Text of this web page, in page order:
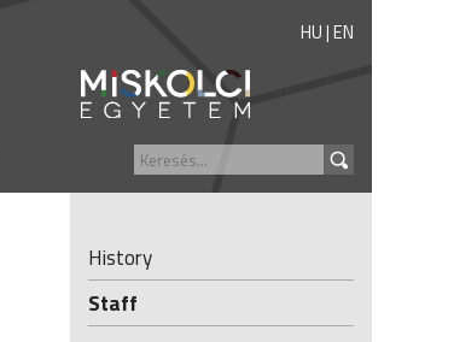
HU|EN
History
Staff